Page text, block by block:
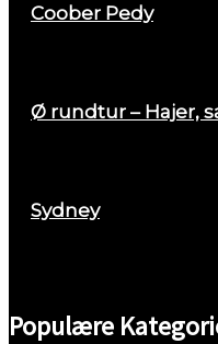
Coober Pedy
Ø rundtur – Hajer,
Sydney
Populære